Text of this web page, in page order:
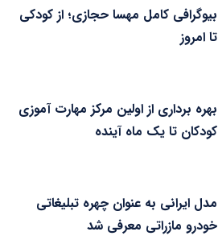
بیوگرافی کامل مهسا حجازی؛ از کودکی
تا امروز
بهره برداری از اولین مرکز مهارت آموزی
کودکان تا یک ماه آینده
مدل ایرانی به عنوان چهره تبلیغاتی
خودرو مازراتی معرفی شد